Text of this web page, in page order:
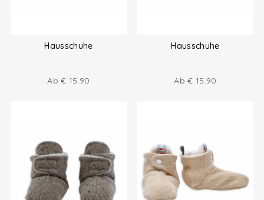
Hausschuhe
Ab€ 15.90
Hausschuhe
Ab€ 15.90